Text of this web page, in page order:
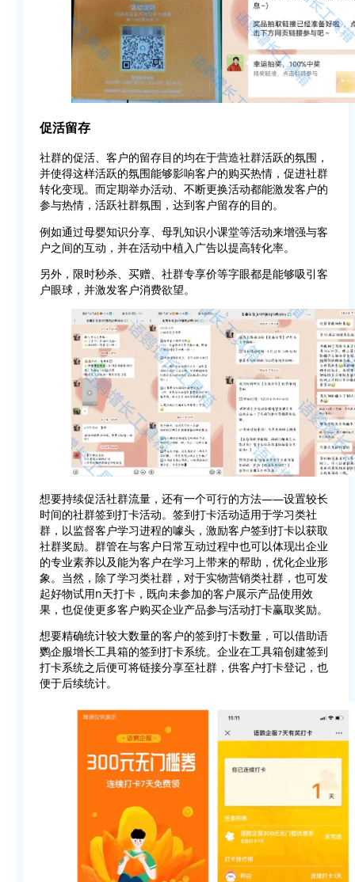
促活留存
社群的促活、客户的留存目的均在于营造社群活跃的氛围，
并使得这样活跃的氛围能够影响客户的购买热情，促进社群
转化变现。而定期举办活动、不断更换活动都能激发客户的
参与热情，活跃社群氛围，达到客户留存的目的。
例如通过母婴知识分享、母乳知识小课堂等活动来增强与客
户之间的互动，并在活动中植入广告以提高转化率。
另外，限时秒杀、买赠、社群专享价等字眼都是能够吸引客
户眼球，并激发客户消费欲望。
想要持续促活社群流量，还有一个可行的方法——设置较长
时间的社群签到打卡活动。签到打卡活动适用于学习类社
群，以监督客户学习进程的噱头，激励客户签到打卡以获取
社群奖励。群管在与客户日常互动过程中也可以体现出企业
的专业素养以及能为客户在学习上带来的帮助，优化企业形
象。当然，除了学习类社群，对于实物营销类社群，也可发
起好物试用n天打卡，既向未参加的客户展示产品使用效
果，也促使更多客户购买企业产品参与活动打卡赢取奖励。
想要精确统计较大数量的客户的签到打卡数量，可以借助语
鹦企服增长工具箱的签到打卡系统。企业在工具箱创建签到
打卡系统之后便可将链接分享至社群，供客户打卡登记，也
便于后续统计。